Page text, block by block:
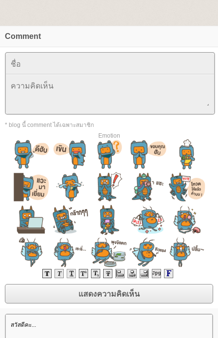
Comment
* blog นี้ comment ได้เฉพาะสมาชิก
Emotion
สวัสดีคะ...